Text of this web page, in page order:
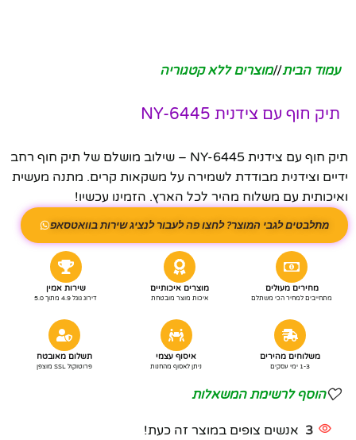
עמוד הבית/ מוצרים ללא קטגוריה
תיק חוף עם צידנית NY-6445
תיק חוף עם צידנית NY-6445 – שילוב מושלם של תיק חוף רחב
ידיים וצידנית מבודדת לשמירה על משקאות קרים. מתנה מעשית
ואיכותית עם משלוח מהיר לכל הארץ. הזמינו עכשיו!
מתלבטים לגבי המוצר? לחצו פה לעבור לנציג שירות בוואטסאפ
מחירים מעולים
מתחייבים למחיר הכי משתלם
מוצרים איכותיים
איכות מוצר מובטחת
שירות אמין
דירוג גוגל 4.9 מתוך 5.0
משלוחים מהירים
1-3 ימי עסקים
איסוף עצמי
ניתן לאסוף מהחנות
תשלום מאובטח
פרוטוקול SSL מוצפן
הוסף לרשימת המשאלות
3 אנשים צופים במוצר זה כעת!